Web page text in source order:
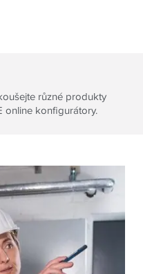
různé produkty
online konfigurátory.